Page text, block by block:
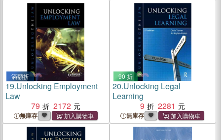
滿額折
19.Unlocking Employment
Law
79
2172
無庫存
90 折
20.Unlocking Legal
Learning
9
2281
無庫存